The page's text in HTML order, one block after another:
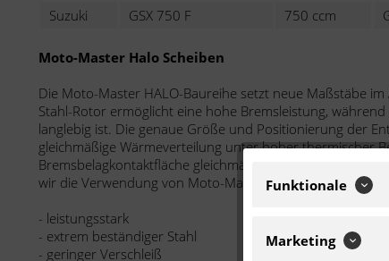
Suzuki
GSX 750 F 750 ccm
Moto-Master Halo Scheiben
Die Moto-Master HALO-Baureihe setzt neue Maßstäbe
Stahl-Rotor ermöglicht eine hohe Bremsleistung,
langlebig ist. Die genaue Größe und Positionierung der
gleichmäßige Wärmeverteilung unter hoher thermischer
Bremsbelagkontaktfläche gleichmäßig gereinigt wird. Für
wir die Verwendung von Moto-Master Bremsbelägen.
- leistungsstark
- extrem beständiger Stahl
- geringer Verschleiß
Funktionale
Marketing